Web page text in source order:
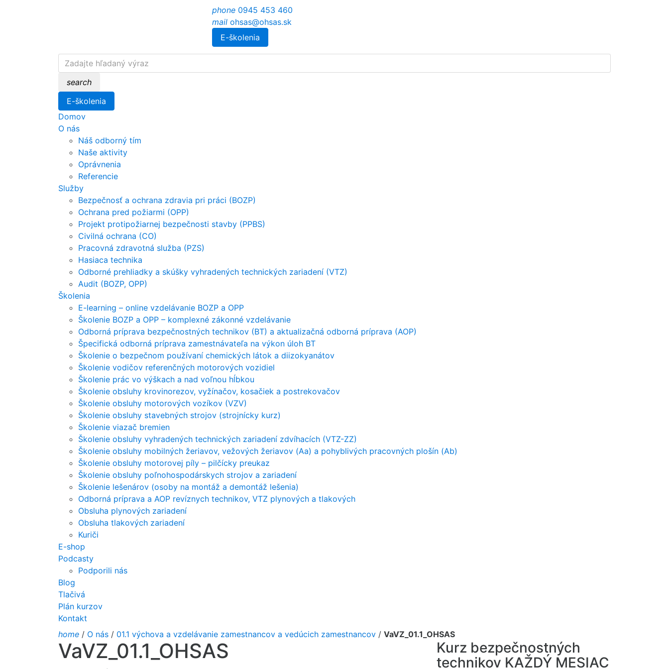
phone 0945 453 460
mail ohsas@ohsas.sk
E-školenia
search
E-školenia
Domov
O nás
Náš odborný tím
Naše aktivity
Oprávnenia
Referencie
Služby
Bezpečnosť a ochrana zdravia pri práci (BOZP)
Ochrana pred požiarmi (OPP)
Projekt protipožiarnej bezpečnosti stavby (PPBS)
Civilná ochrana (CO)
Pracovná zdravotná služba (PZS)
Hasiaca technika
Odborné prehliadky a skúšky vyhradených technických zariadení (VTZ)
Audit (BOZP, OPP)
Školenia
E-learning – online vzdelávanie BOZP a OPP
Školenie BOZP a OPP – komplexné zákonné vzdelávanie
Odborná príprava bezpečnostných technikov (BT) a aktualizačná odborná príprava (AOP)
Špecifická odborná príprava zamestnávateľa na výkon úloh BT
Školenie o bezpečnom používaní chemických látok a diizokyanátov
Školenie vodičov referenčných motorových vozidiel
Školenie prác vo výškach a nad voľnou hĺbkou
Školenie obsluhy krovinorezov, vyžínačov, kosačiek a postrekovačov
Školenie obsluhy motorových vozíkov (VZV)
Školenie obsluhy stavebných strojov (strojnícky kurz)
Školenie viazač bremien
Školenie obsluhy vyhradených technických zariadení zdvíhacích (VTZ-ZZ)
Školenie obsluhy mobilných žeriavov, vežových žeriavov (Aa) a pohyblivých pracovných plošín (Ab)
Školenie obsluhy motorovej píly – pilčícky preukaz
Školenie obsluhy poľnohospodárskych strojov a zariadení
Školenie lešenárov (osoby na montáž a demontáž lešenia)
Odborná príprava a AOP revíznych technikov, VTZ plynových a tlakových
Obsluha plynových zariadení
Obsluha tlakových zariadení
Kuriči
E-shop
Podcasty
Podporili nás
Blog
Tlačivá
Plán kurzov
Kontakt
home / O nás / 01.1 výchova a vzdelávanie zamestnancov a vedúcich zamestnancov / VaVZ_01.1_OHSAS
VaVZ_01.1_OHSAS
Kurz bezpečnostných
technikov KAŽDÝ MESIAC